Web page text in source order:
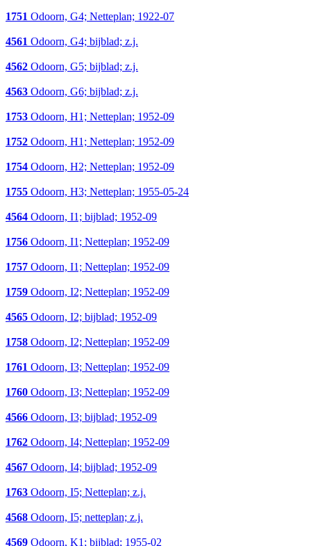
1751 Odoorn, G4; Netteplan; 1922-07
4561 Odoorn, G4; bijblad; z.j.
4562 Odoorn, G5; bijblad; z.j.
4563 Odoorn, G6; bijblad; z.j.
1753 Odoorn, H1; Netteplan; 1952-09
1752 Odoorn, H1; Netteplan; 1952-09
1754 Odoorn, H2; Netteplan; 1952-09
1755 Odoorn, H3; Netteplan; 1955-05-24
4564 Odoorn, I1; bijblad; 1952-09
1756 Odoorn, I1; Netteplan; 1952-09
1757 Odoorn, I1; Netteplan; 1952-09
1759 Odoorn, I2; Netteplan; 1952-09
4565 Odoorn, I2; bijblad; 1952-09
1758 Odoorn, I2; Netteplan; 1952-09
1761 Odoorn, I3; Netteplan; 1952-09
1760 Odoorn, I3; Netteplan; 1952-09
4566 Odoorn, I3; bijblad; 1952-09
1762 Odoorn, I4; Netteplan; 1952-09
4567 Odoorn, I4; bijblad; 1952-09
1763 Odoorn, I5; Netteplan; z.j.
4568 Odoorn, I5; netteplan; z.j.
4569 Odoorn, K1; bijblad; 1955-02